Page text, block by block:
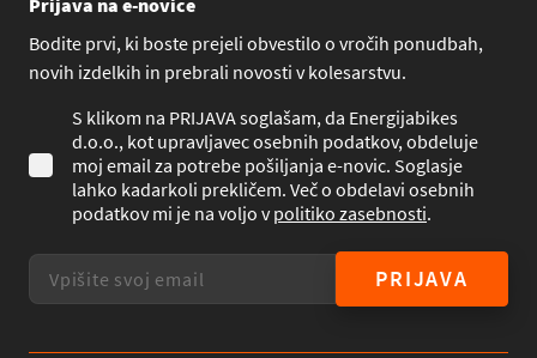
Prijava na e-novice
Bodite prvi, ki boste prejeli obvestilo o vročih ponudbah,
novih izdelkih in prebrali novosti v kolesarstvu.
S klikom na PRIJAVA soglašam, da Energijabikes
d.o.o., kot upravljavec osebnih podatkov, obdeluje
moj email za potrebe pošiljanja e-novic. Soglasje
lahko kadarkoli prekličem. Več o obdelavi osebnih
podatkov mi je na voljo vpolitiko zasebnosti.
PRIJAVA